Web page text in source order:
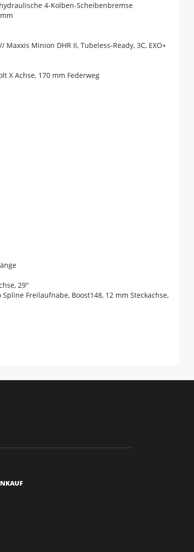
4-Kolben-Scheibenbremse
Maxxis Minion DHR II, Tubeless-Ready, 3C, EXO+
X Achse, 170 mm Federweg
29"
Freilaufnabe, Boost148, 12 mm Steckachse,